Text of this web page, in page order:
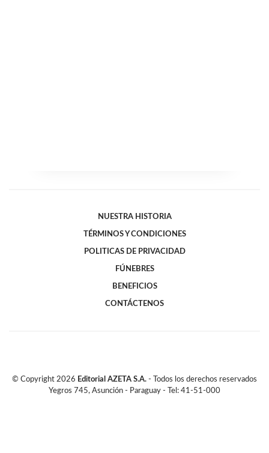
NUESTRA HISTORIA
TÉRMINOS Y CONDICIONES
POLITICAS DE PRIVACIDAD
FÚNEBRES
BENEFICIOS
CONTÁCTENOS
© Copyright 2026 Editorial AZETA S.A. - Todos los derechos reservados
Yegros 745, Asunción - Paraguay - Tel: 41-51-000